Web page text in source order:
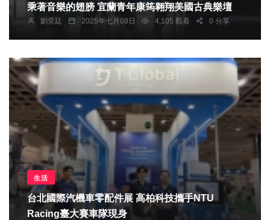
乘著音樂的翅膀 宜蘭青年康筠翱翔美國古典樂壇
劉奕廷 2025年七月08日 4,105 觀看 0 分享
生活
台北國際汽機車零配件展 高柏科技攜手NTU
Racing臺大賽車隊現身